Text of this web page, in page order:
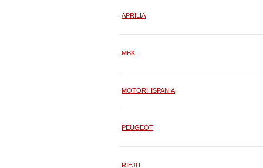
APRILIA
MBK
MOTORHISPANIA
PEUGEOT
RIEJU